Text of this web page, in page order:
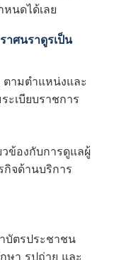
นดได้เลย
าศนราดูรเป็น
ตามตำแหน่งและ
ะเบียบราชการ
ข้องกับการดูแลผู้
จด้านบริการ
บัตรประชาชน
ษา รูปถ่าย และ